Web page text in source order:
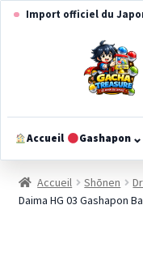
Aller
Aller Import officiel du
Accueil Gashapon ⌄
Accueil Shōnen
Daima HG 03 Gashapon